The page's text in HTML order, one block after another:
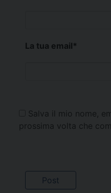
La tua email*
Salva il mio nome,
prossima volta che